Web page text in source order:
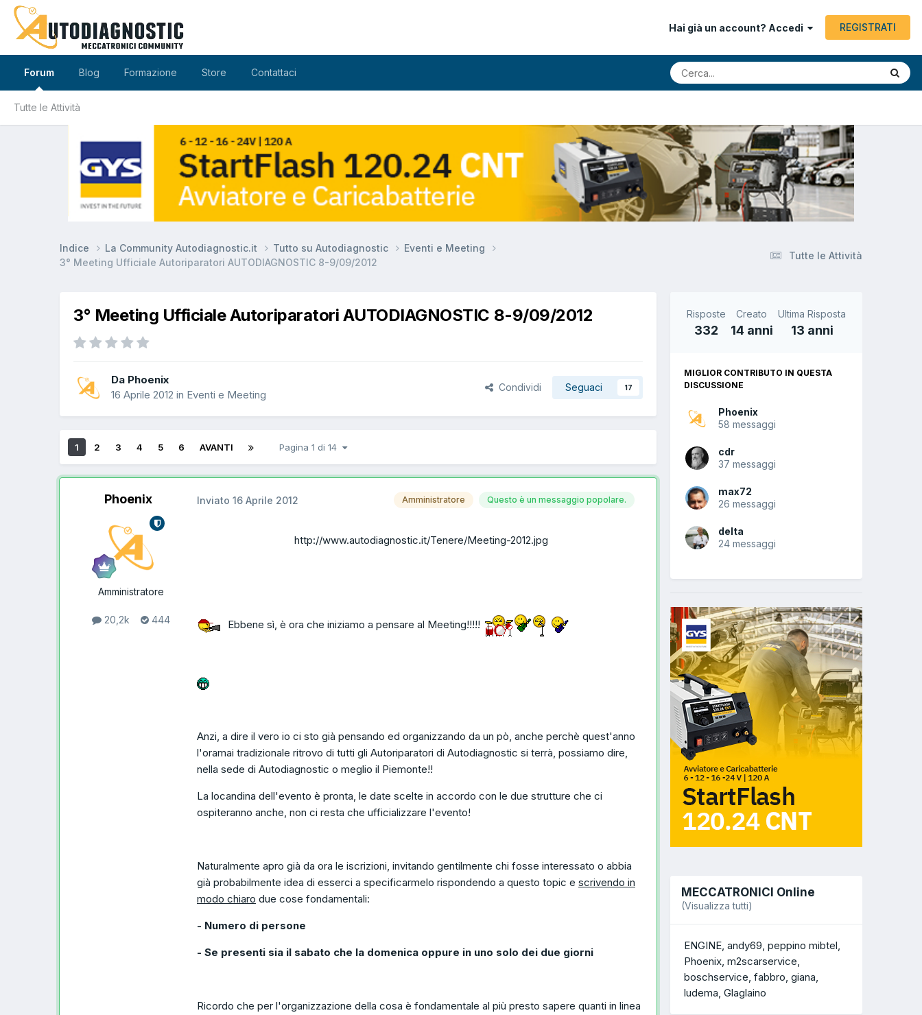
Hai già un account? Accedi REGISTRATI
Forum
Tutte le Attività
Blog Formazione Store Contattaci
Tutte le Attività
Indice La Community Autodiagnostic.it Tutto su Autodiagnostic
Eventi e Meeting
3° Meeting Ufficiale Autoriparatori AUTODIAGNOSTIC 8-9/09/2012
3° Meeting Ufficiale Autoriparatori AUTODIAGNOSTIC 8-9/09/2012
Da Phoenix
16 Aprile 2012 in Eventi e Meeting
Condividi Seguaci 17
1 2 3 4 5 6 AVANTI Pagina 1 di 14
Phoenix
Amministratore
20,2k 444
Amministratore Questo è un messaggio popolare.
Inviato 16 Aprile 2012
http://www.autodiagnostic.it/Tenere/Meeting-2012.jpg
Ebbene sì, è ora che iniziamo a pensare al Meeting!!!!!
Anzi, a dire il vero io ci sto già pensando ed organizzando da un pò, anche perchè quest'anno
l'oramai tradizionale ritrovo di tutti gli Autoriparatori di Autodiagnostic si terrà, possiamo dire,
nella sede di Autodiagnostic o meglio il Piemonte!!
La locandina dell'evento è pronta, le date scelte in accordo con le due strutture che ci
ospiteranno anche, non ci resta che ufficializzare l'evento!
Naturalmente apro già da ora le iscrizioni, invitando gentilmente chi fosse interessato o abbia
già probabilmente idea di esserci a specificarmelo rispondendo a questo topic e scrivendo in
modo chiaro due cose fondamentali:
- Numero di persone
- Se presenti sia il sabato che la domenica oppure in uno solo dei due giorni
Ricordo che per l'organizzazione della cosa è fondamentale al più presto sapere quanti in linea
Risposte
332
Creato
14 anni
Ultima Risposta
13 anni
MIGLIOR CONTRIBUTO IN QUESTA
DISCUSSIONE
Phoenix
58 messaggi
cdr
37 messaggi
max72
26 messaggi
delta
24 messaggi
MECCATRONICI Online
(Visualizza tutti)
ENGINE andy69 peppino mibtel
Phoenix m2scarservice
boschservice fabbro giana
ludema Glaglaino